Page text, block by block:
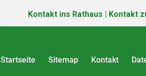
Kontakt ins Rathaus Kontakt
Startseite Sitemap Kontakt